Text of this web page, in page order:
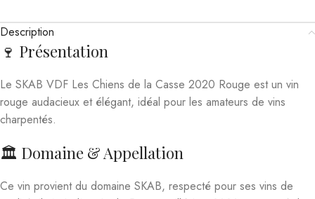
Description
🍷 Présentation
Le SKAB VDF Les Chiens de la Casse 2020 Rouge est un vin
rouge audacieux et élégant, idéal pour les amateurs de vins
charpentés.
🏛️ Domaine & Appellation
Ce vin provient du domaine SKAB, respecté pour ses vins de